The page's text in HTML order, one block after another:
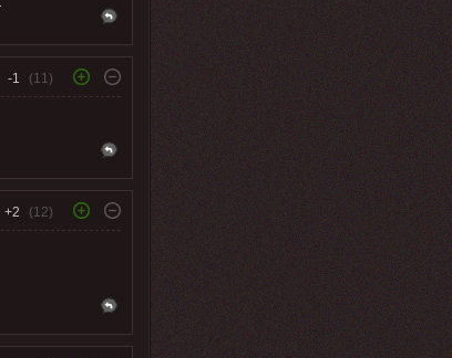
-1 (11)
+2 (12)